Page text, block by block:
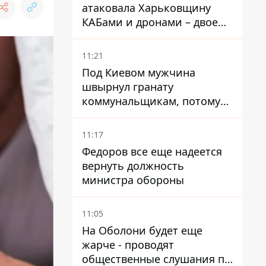
атаковала Харьковщину
КАБами и дронами – двое
погибших и 19 раненых
11:21
Под Киевом мужчина
швырнул гранату
коммунальщикам, потому
что не хотел платить по
квитанциям
11:17
Федоров все еще надеется
вернуть должность
министра обороны
11:05
На Оболони будет еще
жарче - проводят
общественные слушания по